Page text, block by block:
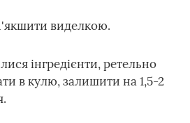
виделкою.
інгредієнти, ретельно
в кулю, залишити на 1,5-2